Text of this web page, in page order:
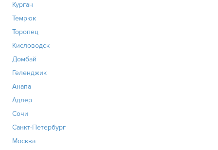
Курган
Темрюк
Торопец
Кисловодск
Домбай
Геленджик
Анапа
Адлер
Сочи
Санкт-Петербург
Москва